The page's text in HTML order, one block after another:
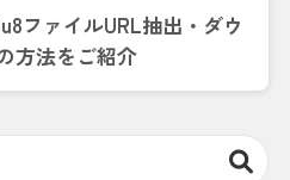
ファイルURL抽出・ダウ
方法をご紹介